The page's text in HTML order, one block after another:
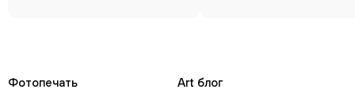
Фотопечать
Art блог